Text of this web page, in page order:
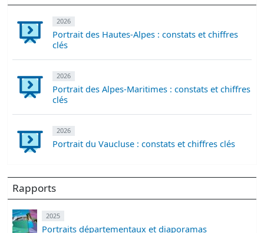
2026
Portrait des Hautes-Alpes : constats et chiffres
clés
2026
Portrait des Alpes-Maritimes : constats et chiffres
clés
2026
Portrait du Vaucluse : constats et chiffres clés
Rapports
2025
Portraits départementaux et diaporamas